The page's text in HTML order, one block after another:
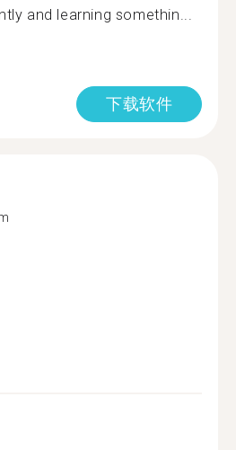
and learning somethin...
下载软件